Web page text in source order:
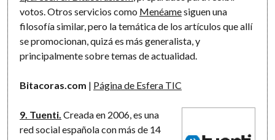
votos. Otros servicios como Menéamesiguen una
filosofía similar, pero la temática de los artículos que allí
se promocionan, quizá es más generalista, y
principalmente sobre temas de actualidad.
Bitacoras.com | Página de Esfera TIC
9. Tuenti. Creada en 2006, es una
red social española con más de 14